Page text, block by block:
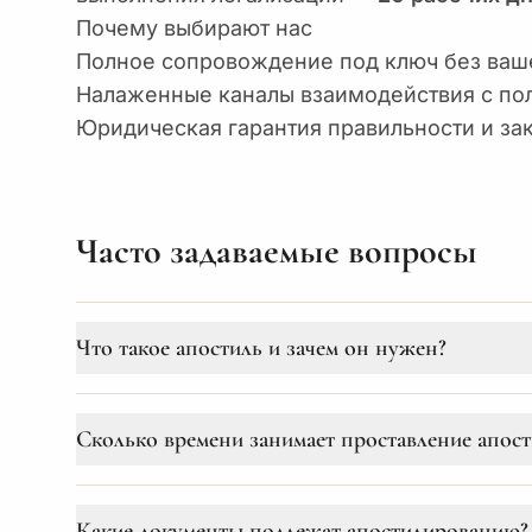
Почему выбирают нас
Полное сопровождение под ключ без
Налаженные каналы взаимодействия с
Юридическая гарантия правильности и
Часто задаваемые вопросы
Что такое апостиль и зачем он нужен?
Апостиль — это специальный штамп, который
виз, обучения, оформления наследства и многих
Сколько времени занимает проставление